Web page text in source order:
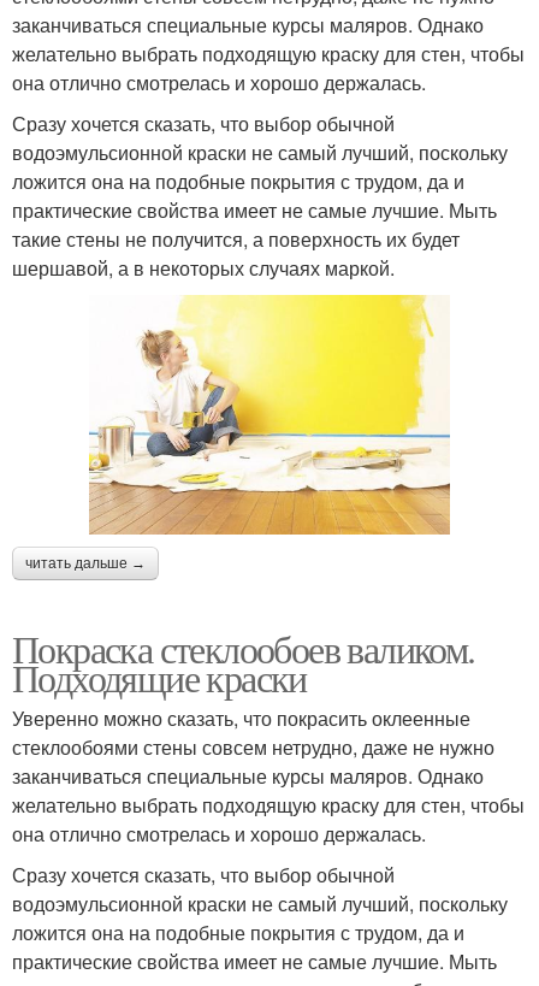
заканчиваться специальные курсы маляров. Однако
желательно выбрать подходящую краску для стен, чтобы
она отлично смотрелась и хорошо держалась.
Сразу хочется сказать, что выбор обычной
водоэмульсионной краски не самый лучший, поскольку
ложится она на подобные покрытия с трудом, да и
практические свойства имеет не самые лучшие. Мыть
такие стены не получится, а поверхность их будет
шершавой, а в некоторых случаях маркой.
читать дальше →
Покраска стеклообоев валиком.
Подходящие краски
Уверенно можно сказать, что покрасить оклеенные
стеклообоями стены совсем нетрудно, даже не нужно
заканчиваться специальные курсы маляров. Однако
желательно выбрать подходящую краску для стен, чтобы
она отлично смотрелась и хорошо держалась.
Сразу хочется сказать, что выбор обычной
водоэмульсионной краски не самый лучший, поскольку
ложится она на подобные покрытия с трудом, да и
практические свойства имеет не самые лучшие. Мыть